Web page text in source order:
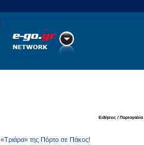
Ειδήσεις / Πορτογαλία
«Τριάρα» της Πόρτο σε Πάκος!